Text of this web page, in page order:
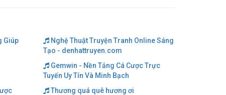
Giúp
Nghệ Thuật Truyện Tranh Online Sáng
Tạo - denhattruyen.com
Gemwin - Nền Tảng Cá Cược Trực
Tuyến Uy Tín Và Minh Bạch
Thương quá quê hương ơi